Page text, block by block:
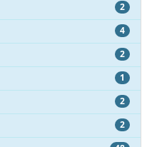
2
4
2
1
2
2